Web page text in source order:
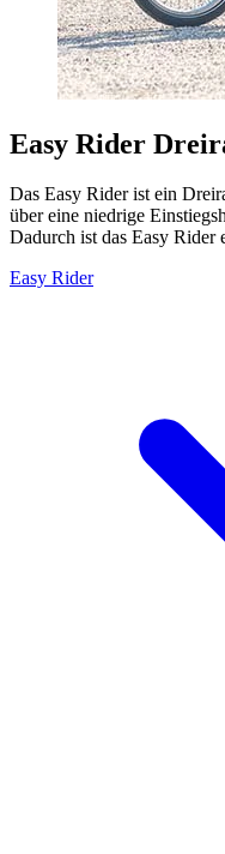
Easy Rider
Das Easy Rider ist ein
über eine niedrige
Dadurch ist das Easy Rider
Easy Rider